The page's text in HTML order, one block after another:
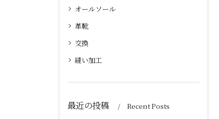
オールソール
革靴
交換
縫い加工
最近の投稿 Recent Posts